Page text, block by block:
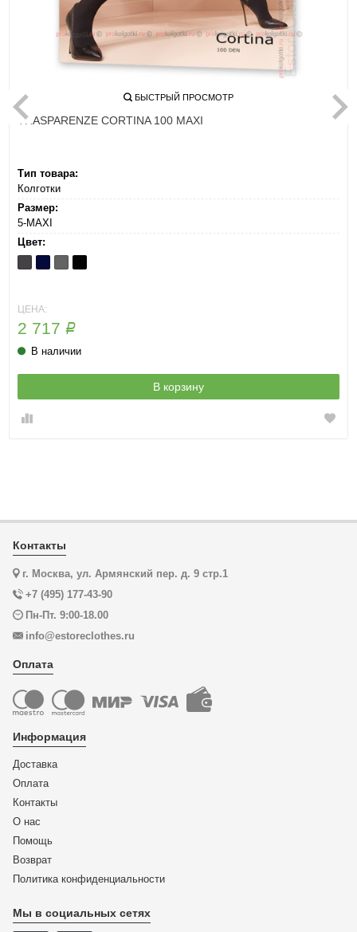
БЫСТРЫЙ ПРОСМОТР
TRASPARENZE CORTINA 100 MAXI
Тип товара:
Колготки
Размер:
5-MAXI
Цвет:
Antracite
Blu MetalNero
ЦЕНА:
2 717 Р
В наличии
В корзину
Контакты
г. Москва, ул. Армянский пер. д. 9 стр.1
+7 (495) 177-43-90
Пн-Пт. 9:00-18.00
info@estoreclothes.ru
Оплата
Информация
Доставка
Оплата
Контакты
О нас
Помощь
Возврат
Политика конфиденциальности
Мы в социальных сетях